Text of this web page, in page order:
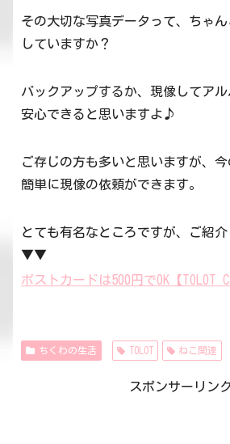
その大切な写真データって、ちゃ
していますか？
バックアップするか、現像してア
安心できると思いますよ♪
ご存じの方も多いと思いますが、
簡単に現像の依頼ができます。
とても有名なところですが、ご紹
▼▼
ポストカードは500円でOK【TOLOT
ちくわの生活 TOLOT ねこ関連
スポンサーリンク